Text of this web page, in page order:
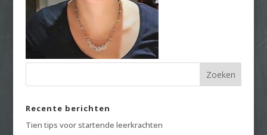
Recente berichten
Tien tips voor startende leerkrachten